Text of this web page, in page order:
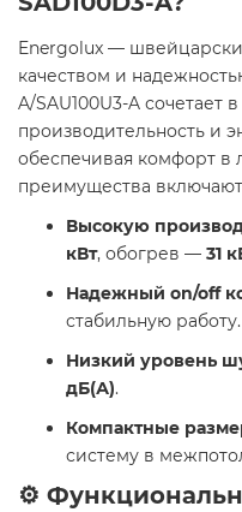
Energolux —
качеством и
A/SAU100U3-A сочетает
производительность и
обеспечивая комфорт в
преимущества
Высокую
кВт, обогрев — 31
Надежный on/off
стабильную работу.
Низкий уровень
дБ(А).
Компактные
систему в
⚙️